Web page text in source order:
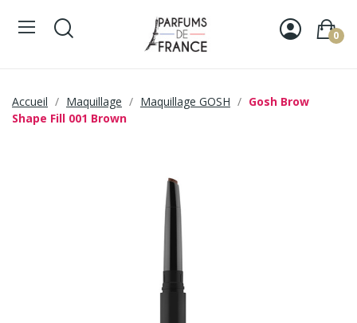
0
Accueil Maquillage Maquillage GOSH
Gosh Brow
Shape Fill 001 Brown